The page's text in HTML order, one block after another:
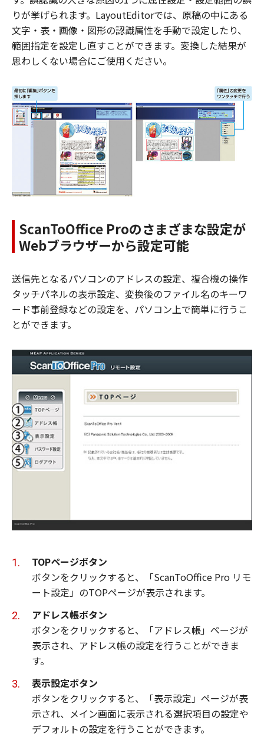
りが挙げられます。LayoutEditorでは、原稿の中にある
文字・表・画像・図形の認識属性を手動で設定したり、
範囲指定を設定し直すことができます。変換した結果が
思わしくない場合にご使用ください。
ScanToOffice Proのさまざまな設定が
Webブラウザーから設定可能
送信先となるパソコンのアドレスの設定、複合機の操作
タッチパネルの表示設定、変換後のファイル名のキーワ
ード事前登録などの設定を、パソコン上で簡単に行うこ
とができます。
TOPページボタン
ボタンをクリックすると、「ScanToOffice Pro リモ
ート設定」のTOPページが表示されます。
アドレス帳ボタン
ボタンをクリックすると、「アドレス帳」ページが
表示され、アドレス帳の設定を行うことができま
す。
表示設定ボタン
ボタンをクリックすると、「表示設定」ページが表
示され、メイン画面に表示される選択項目の設定や
デフォルトの設定を行うことができます。